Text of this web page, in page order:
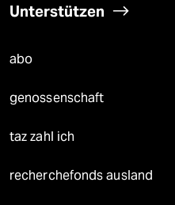
Unterstützen
abo
genossenschaft
taz zahl ich
recherchefonds ausland